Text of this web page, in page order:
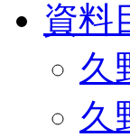
資料
久
久